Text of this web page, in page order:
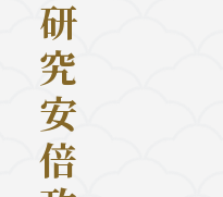
研究安倍政策